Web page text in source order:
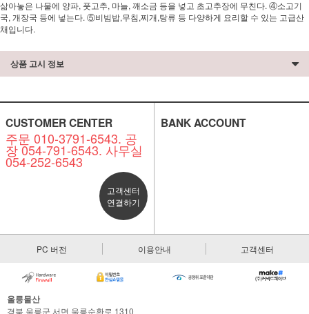
삶아놓은 나물에 양파, 풋고추, 마늘, 깨소금 등을 넣고 초고추장에 무친다. ④소고기
국, 개장국 등에 넣는다. ⑤비빔밥,무침,찌개,탕류 등 다양하게 요리할 수 있는 고급산
채입니다.
상품 고시 정보
CUSTOMER CENTER
주문 010-3791-6543. 공
장 054-791-6543. 사무실
054-252-6543
고객센터
연결하기
BANK ACCOUNT
PC 버전 이용안내 고객센터
울릉물산
경북 울릉군 서면 울릉순환로 1310